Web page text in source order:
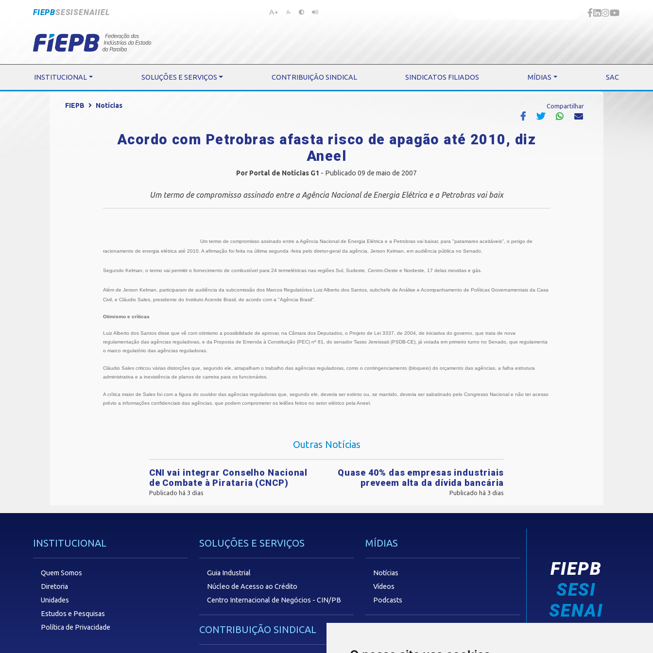
FIEPBSESISENAIIEL
Pular
Pular
A+ A-
INSTITUCIONAL SOLUÇÕES E SERVIÇOS CONTRIBUIÇÃO SINDICAL SINDICATOS FILIADOS MÍDIAS SAC
FIEPB Notícias Compartilhar
Acordo com Petrobras afasta risco de apagão até 2010, diz
Aneel
Por Portal de Notícias G1 - Publicado 09 de maio de 2007
Um termo de compromisso assinado entre a Agência Nacional de Energia Elétrica e a Petrobras vai baix
Um termo de compromisso assinado entre a Agência Nacional de Energia Elétrica e a Petrobras vai baixar, para "patamares aceitáveis", o perigo de
racionamento de energia elétrica até 2010. A afirmação foi feita na última segunda -feira pelo diretor-geral da agência, Jerson Kelman, em audiência pública no Senado.
Segundo Kelman, o termo vai permitir o fornecimento de combustível para 24 termelétricas nas regiões Sul, Sudeste, Centro-Oeste e Nordeste, 17 delas movidas e gás.
Além de Jerson Kelman, participaram de audiência da subcomissão dos Marcos Regulatórios Luiz Alberto dos Santos, subchefe de Análise e Acompanhamento de Políticas Governamentais da Casa
Civil, e Cláudio Sales, presidente do Instituto Acende Brasil, de acordo com a "Agência Brasil".
Otimismo e críticas
Luiz Alberto dos Santos disse que vê com otimismo a possibilidade de aprovar, na Câmara dos Deputados, o Projeto de Lei 3337, de 2004, de iniciativa do governo, que trata de nova
regulamentação das agências reguladoras, e da Proposta de Emenda à Constituição (PEC) nº 81, do senador Tasso Jereissati (PSDB-CE), já votada em primeiro turno no Senado, que regulamenta
o marco regulatório das agências reguladoras.
Cláudio Sales criticou várias distorções que, segundo ele, atrapalham o trabalho das agências reguladoras, como o contingenciamento (bloqueio) do orçamento das agências, a falha estrutura
administrativa e a inexistência de planos de carreira para os funcionários.
A crítica maior de Sales foi com a figura do ouvidor das agências reguladoras que, segundo ele, deveria ser extinto ou, se mantido, deveria ser sabatinado pelo Congresso Nacional e não ter acesso
prévio a informações confidenciais das agências, que podem comprometer os leilões feitos no setor elétrico pela Aneel.
Outras Notícias
CNI vai integrar Conselho Nacional
de Combate à Pirataria (CNCP)
Publicado há 3 dias
Quase 40% das empresas industriais
preveem alta da dívida bancária
Publicado há 3 dias
INSTITUCIONAL
Quem Somos
Diretoria
Unidades
Estudos e Pesquisas
Política de Privacidade
SOLUÇÕES E SERVIÇOS
Guia Industrial
Núcleo de Acesso ao Crédito
Centro Internacional de Negócios - CIN/PB
CONTRIBUIÇÃO SINDICAL
MÍDIAS
Notícias
Vídeos
Podcasts
FIEPB
SESI
SENAI